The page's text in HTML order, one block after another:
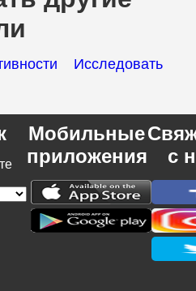
Исследовать
Мобильные
приложения
с